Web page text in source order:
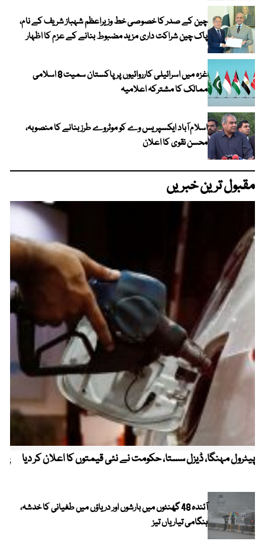
چین کے صدر کا خصوصی خط وزیراعظم شہباز شریف کے نام،
پاک چین شراکت داری مزید مضبوط بنانے کے عزم کا اظہار
غزہ میں اسرائیلی کارروائیوں پر پاکستان سمیت 8 اسلامی
ممالک کا مشترکہ اعلامیہ
اسلام آباد ایکسپریس وے کو موٹروے طرز بنانے کا منصوبہ،
محسن نقوی کا اعلان
مقبول ترین خبریں
پیٹرول مہنگا، ڈیزل سستا، حکومت نے نئی قیمتوں کا اعلان کر دیا
آئندہ 48 گھنٹوں میں بارشوں اور دریاؤں میں طغیانی کا خدشہ،
ہنگامی تیاریاں تیز